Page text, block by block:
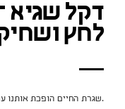
דקל שגיא
לחץ
.שגרת החיים הופכת אותנו